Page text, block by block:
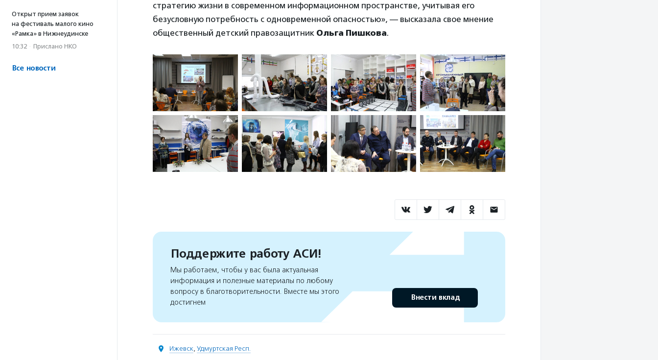
Открыт прием заявок
на фестиваль малого кино
«Рамка» в Нижнеудинске
10:32 · Прислано НКО
Все новости
стратегию жизни в современном информационном пространстве, учитывая его
безусловную потребность с одновременной опасностью», — высказала свое мнение
общественный детский правозащитник Ольга Пишкова.
Поддержите работу АСИ!
Мы работаем, чтобы у вас была актуальная
информация и полезные материалы по любому
вопросу в благотворительности. Вместе мы этого
достигнем
Внести вклад
Ижевск, Удмуртская Респ.